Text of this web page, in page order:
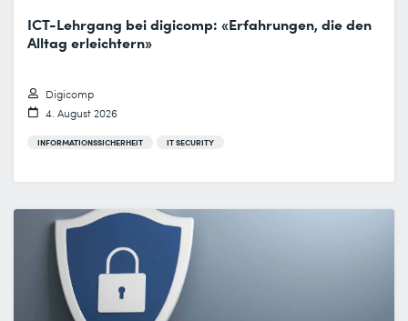
ICT-Lehrgang bei digicomp: «Erfahrungen, die den
Alltag erleichtern»
Digicomp
4. August 2026
INFORMATIONSSICHERHEIT IT SECURITY